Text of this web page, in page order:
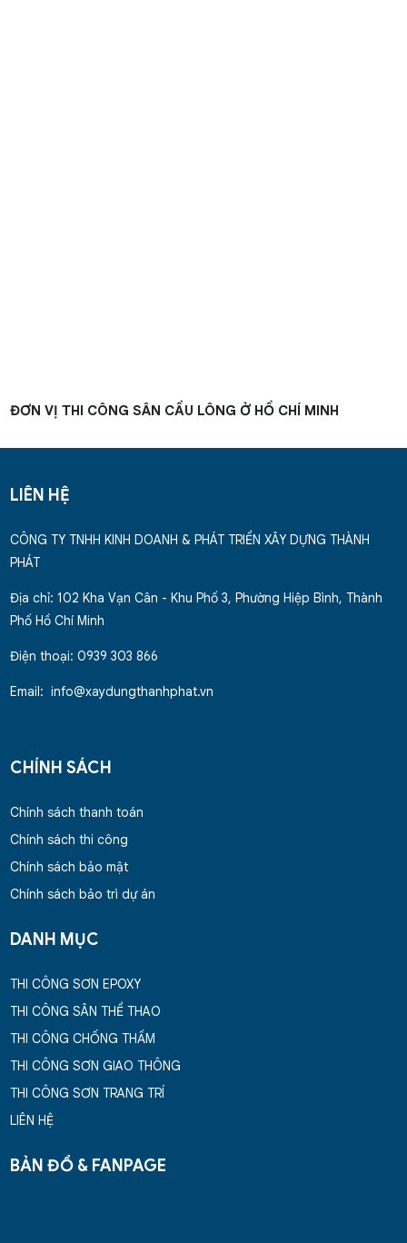
ĐƠN VỊ THI CÔNG SÂN CẦU LÔNG Ở HỒ CHÍ MINH
LIÊN HỆ
CÔNG TY TNHH KINH DOANH & PHÁT TRIỂN XÂY DỰNG THÀNH
PHÁT
Địa chỉ: 102 Kha Vạn Cân - Khu Phố 3, Phường Hiệp Bình, Thành
Phố Hồ Chí Minh
Điện thoại: 0939 303 866
Email: info@xaydungthanhphat.vn
CHÍNH SÁCH
Chính sách thanh toán
Chính sách thi công
Chính sách bảo mật
Chính sách bảo trì dự án
DANH MỤC
THI CÔNG SƠN EPOXY
THI CÔNG SÂN THỂ THAO
THI CÔNG CHỐNG THẤM
THI CÔNG SƠN GIAO THÔNG
THI CÔNG SƠN TRANG TRÍ
LIÊN HỆ
BẢN ĐỒ & FANPAGE